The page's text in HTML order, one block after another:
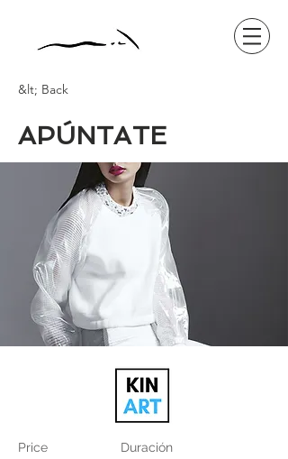
&lt; Back
APÚNTATE
Price Duración